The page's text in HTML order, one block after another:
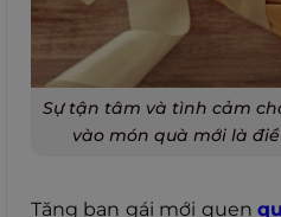
Sự tận tâm và tình cảm
vào món quà mới là
Tặng bạn gái mới quen